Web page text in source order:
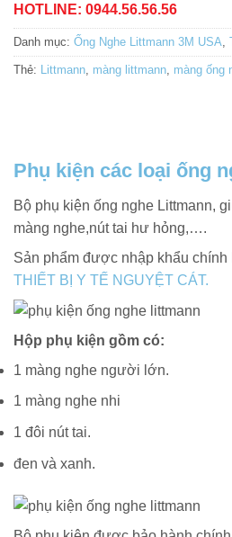
HOTLINE: 0944.56.56.56
Danh mục: Ống Nghe Littmann 3M USA
Thẻ: Littmann màng littmann màng ống
Phụ kiện các loại ống
Bộ phụ kiện ống nghe Littmann,
màng nghe,nút tai hư hỏng,….
Sản phẩm được nhập khẩu chính
THIẾT BỊ Y TẾ NGUYỆT CÁT.
Hộp phụ kiện gồm có:
1 màng nghe người lớn.
1 màng nghe nhi
1 đôi nút tai.
đen và xanh.